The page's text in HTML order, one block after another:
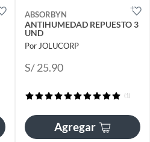
ABSORBYN
ANTIHUMEDAD REPUESTO 3
UND
Por JOLUCORP
S/ 25.90
(1)
Agregar